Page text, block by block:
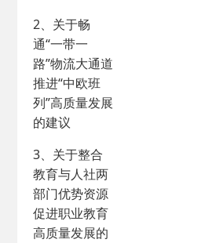
2、关于畅
通“一带一
路”物流大通道
推进“中欧班
列”高质量发展
的建议
3、关于整合
教育与人社两
部门优势资源
促进职业教育
高质量发展的